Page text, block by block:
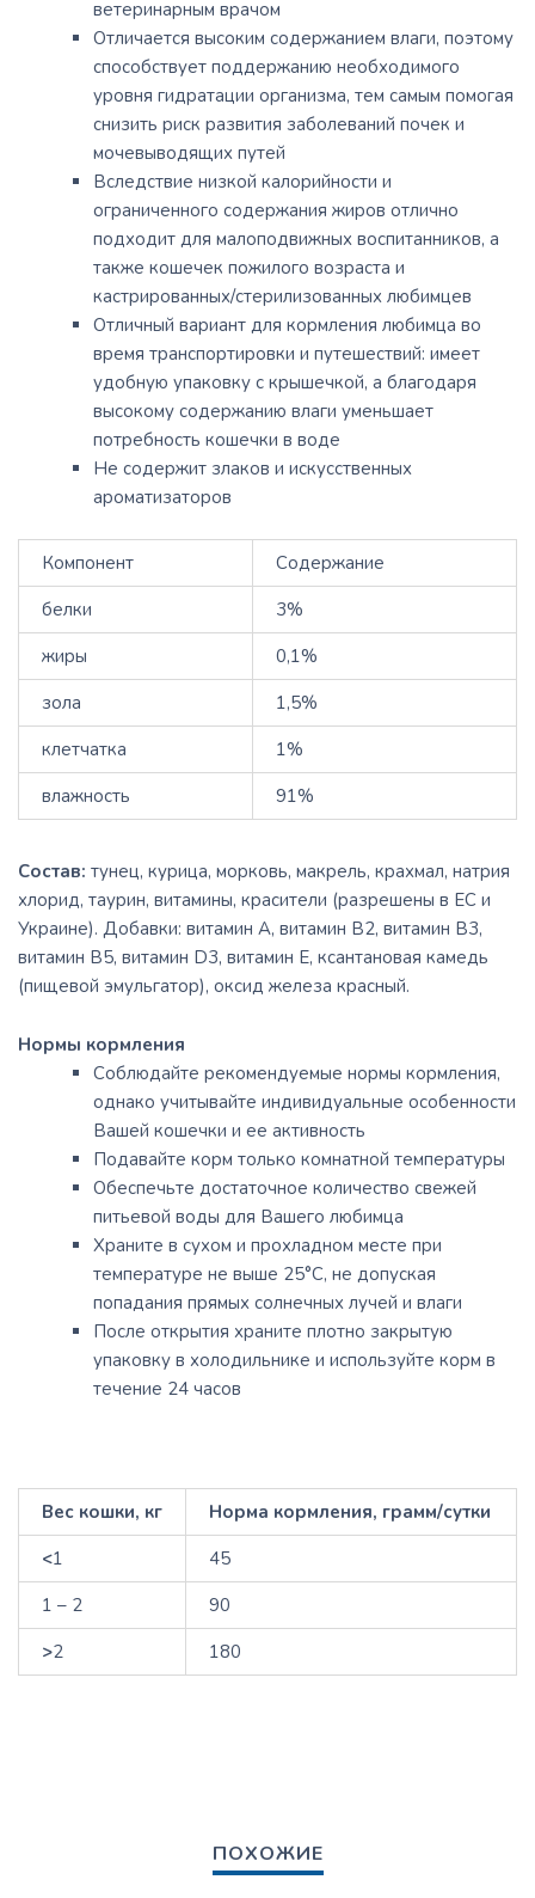
ветеринарным врачом
Отличается высоким содержанием влаги, поэтому
способствует поддержанию необходимого
уровня гидратации организма, тем самым помогая
снизить риск развития заболеваний почек и
мочевыводящих путей
Вследствие низкой калорийности и
ограниченного содержания жиров отлично
подходит для малоподвижных воспитанников, а
также кошечек пожилого возраста и
кастрированных/стерилизованных любимцев
Отличный вариант для кормления любимца во
время транспортировки и путешествий: имеет
удобную упаковку с крышечкой, а благодаря
высокому содержанию влаги уменьшает
потребность кошечки в воде
Не содержит злаков и искусственных
ароматизаторов
Компонент
Содержание
белки
3%
жиры
0,1%
зола
1,5%
клетчатка
1%
влажность
91%
Состав: тунец, курица, морковь, макрель, крахмал, натрия
хлорид, таурин, витамины, красители (разрешены в ЕС и
Украине). Добавки: витамин A, витамин B2, витамин B3,
витамин B5, витамин D3, витамин E, ксантановая камедь
(пищевой эмульгатор), оксид железа красный.
Нормы кормления
Соблюдайте рекомендуемые нормы кормления,
однако учитывайте индивидуальные особенности
Вашей кошечки и ее активность
Подавайте корм только комнатной температуры
Обеспечьте достаточное количество свежей
питьевой воды для Вашего любимца
Храните в сухом и прохладном месте при
температуре не выше 25°C, не допуская
попадания прямых солнечных лучей и влаги
После открытия храните плотно закрытую
упаковку в холодильнике и используйте корм в
течение 24 часов
Вес кошки, кг
Норма кормления, грамм/сутки
<1
45
1 – 2
90
>2 180
ПОХОЖИЕ